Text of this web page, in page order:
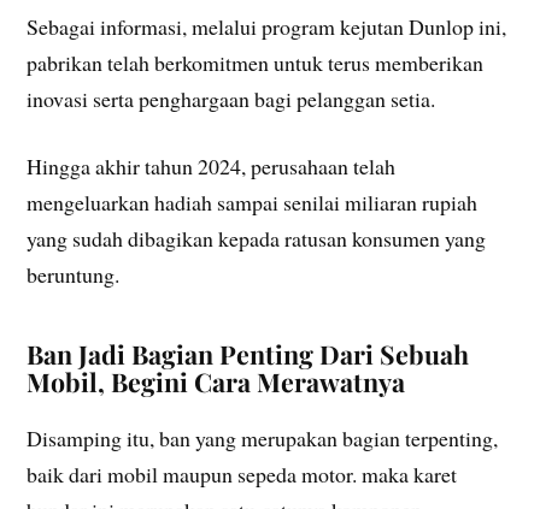
Sebagai informasi, melalui program kejutan Dunlop ini,
pabrikan telah berkomitmen untuk terus memberikan
inovasi serta penghargaan bagi pelanggan setia.
Hingga akhir tahun 2024, perusahaan telah
mengeluarkan hadiah sampai senilai miliaran rupiah
yang sudah dibagikan kepada ratusan konsumen yang
beruntung.
Ban Jadi Bagian Penting Dari Sebuah
Mobil, Begini Cara Merawatnya
Disamping itu, ban yang merupakan bagian terpenting,
baik dari mobil maupun sepeda motor. maka karet